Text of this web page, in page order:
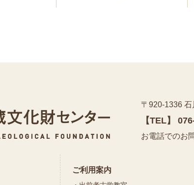
公益財団法人 石川県
〒920-1336
【TEL】
お電話でのお
ご利用案内